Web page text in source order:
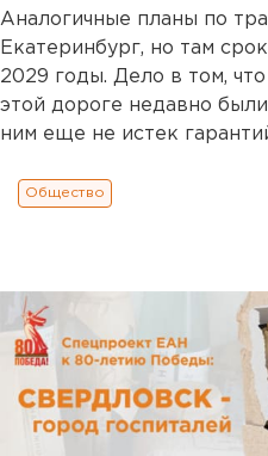
Аналогичные планы по
Екатеринбург, но там
2029 годы. Дело в том,
этой дороге недавно
ним еще не истек
Общество